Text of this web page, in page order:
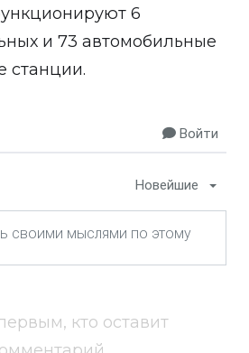
6
и 73 автомобильные
станции.
Войти
Новейшие
кто оставит